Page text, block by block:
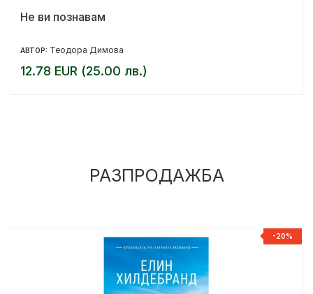
Не ви познавам
АВТОР: Теодора Димова
12.78 EUR (25.00 лв.)
РАЗПРОДАЖБА
-20%